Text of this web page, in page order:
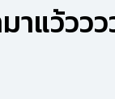
มาแว้ว